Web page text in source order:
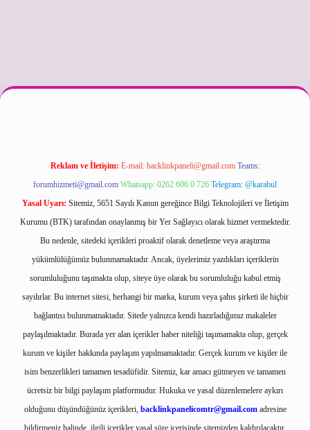
güncel
Reklam ve İletişim: E-mail: backlinkpaneli@gmail.com Teams:
forumhizmeti@gmail.com Whatsapp: 0262 606 0 726 Telegram: @karabul
Yasal Uyarı: Sitemiz, 5651 Sayılı Kanun gereğince Bilgi Teknolojileri ve İletişim
Kurumu (BTK) tarafından onaylanmış bir Yer Sağlayıcı olarak hizmet vermektedir.
Bu nedenle, sitedeki içerikleri proaktif olarak denetleme veya araştırma
yükümlülüğümüz bulunmamaktadır. Ancak, üyelerimiz yazdıkları içeriklerin
sorumluluğunu taşımakta olup, siteye üye olarak bu sorumluluğu kabul etmiş
sayılırlar. Bu internet sitesi, herhangi bir marka, kurum veya şahıs şirketi ile hiçbir
bağlantısı bulunmamaktadır. Sitede yalnızca kendi hazırladığımız makaleler
paylaşılmaktadır. Burada yer alan içerikler haber niteliği taşımamakta olup, gerçek
kurum ve kişiler hakkında paylaşım yapılmamaktadır. Gerçek kurum ve kişiler ile
isim benzerlikleri tamamen tesadüfidir. Sitemiz, kar amacı gütmeyen ve tamamen
ücretsiz bir bilgi paylaşım platformudur. Hukuka ve yasal düzenlemelere aykırı
olduğunu düşündüğünüz içerikleri, backlinkpanelicomtr@gmail.comadresine
bildirmeniz halinde, ilgili içerikler yasal süre içerisinde sitemizden kaldırılacaktır.